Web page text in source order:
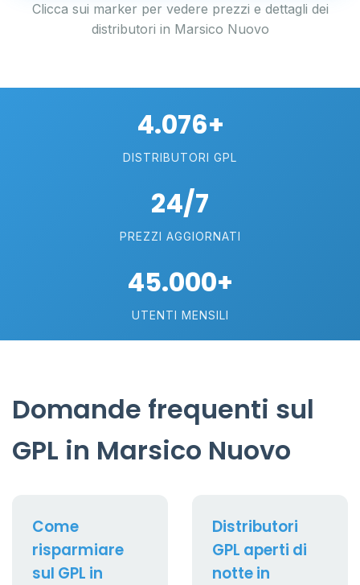
Clicca sui marker per vedere prezzi e dettagli dei
distributori in Marsico Nuovo
4.076+
DISTRIBUTORI GPL
24/7
PREZZI AGGIORNATI
45.000+
UTENTI MENSILI
Domande frequenti sul
GPL in Marsico Nuovo
Come
risparmiare
sul GPL in
Distributori
GPL aperti di
notte in